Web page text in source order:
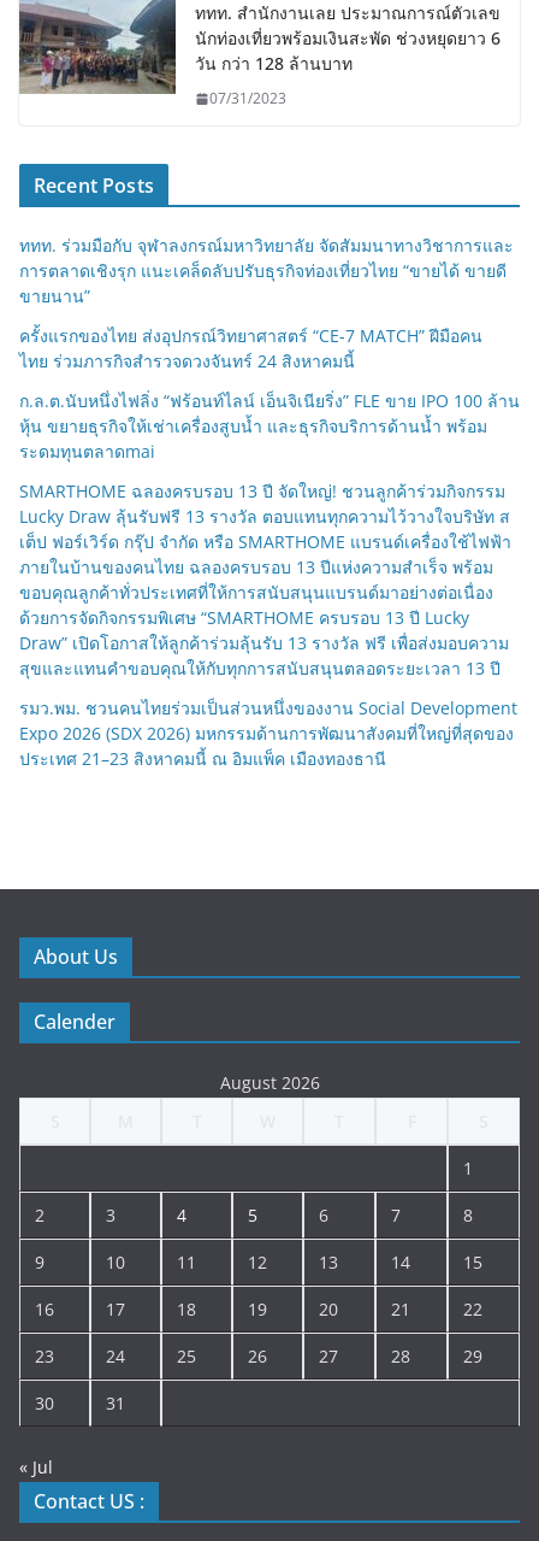
ททท. สำนักงานเลย ประมาณการณ์ตัวเลข
นักท่องเที่ยวพร้อมเงินสะพัด ช่วงหยุดยาว 6
วัน กว่า 128 ล้านบาท
07/31/2023
Recent Posts
ททท. ร่วมมือกับ จุฬาลงกรณ์มหาวิทยาลัย จัดสัมมนาทางวิชาการและ
การตลาดเชิงรุก แนะเคล็ดลับปรับธุรกิจท่องเที่ยวไทย “ขายได้ ขายดี
ขายนาน”
ครั้งแรกของไทย ส่งอุปกรณ์วิทยาศาสตร์ “CE-7 MATCH” ฝีมือคน
ไทย ร่วมภารกิจสำรวจดวงจันทร์ 24 สิงหาคมนี้
ก.ล.ต.นับหนึ่งไฟลิ่ง “ฟร้อนท์ไลน์ เอ็นจิเนียริ่ง” FLE ขาย IPO 100 ล้าน
หุ้น ขยายธุรกิจให้เช่าเครื่องสูบน้ำ และธุรกิจบริการด้านน้ำ พร้อม
ระดมทุนตลาดmai
SMARTHOME ฉลองครบรอบ 13 ปี จัดใหญ่! ชวนลูกค้าร่วมกิจกรรม
Lucky Draw ลุ้นรับฟรี 13 รางวัล ตอบแทนทุกความไว้วางใจบริษัท ส
เต็ป ฟอร์เวิร์ด กรุ๊ป จำกัด หรือ SMARTHOME แบรนด์เครื่องใช้ไฟฟ้า
ภายในบ้านของคนไทย ฉลองครบรอบ 13 ปีแห่งความสำเร็จ พร้อม
ขอบคุณลูกค้าทั่วประเทศที่ให้การสนับสนุนแบรนด์มาอย่างต่อเนื่อง
ด้วยการจัดกิจกรรมพิเศษ “SMARTHOME ครบรอบ 13 ปี Lucky
Draw” เปิดโอกาสให้ลูกค้าร่วมลุ้นรับ 13 รางวัล ฟรี เพื่อส่งมอบความ
สุขและแทนคำขอบคุณให้กับทุกการสนับสนุนตลอดระยะเวลา 13 ปี
รมว.พม. ชวนคนไทยร่วมเป็นส่วนหนึ่งของงาน Social Development
Expo 2026 (SDX 2026) มหกรรมด้านการพัฒนาสังคมที่ใหญ่ที่สุดของ
ประเทศ 21–23 สิงหาคมนี้ ณ อิมแพ็ค เมืองทองธานี
About Us
Calender
August 2026
1
2 3 4 5 6 7 8
9 10 11 12 13 14 15
16 17 18 19 20 21 22
23 24 25 26 27 28 29
30 31
« Jul
Contact US :